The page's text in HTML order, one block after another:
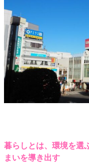
暮らしとは、環境を選
まいを導き出す